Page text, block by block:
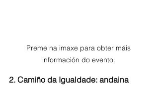
Preme na imaxe para obter máis
información do evento.
2. Camiño da Igualdade: andaina